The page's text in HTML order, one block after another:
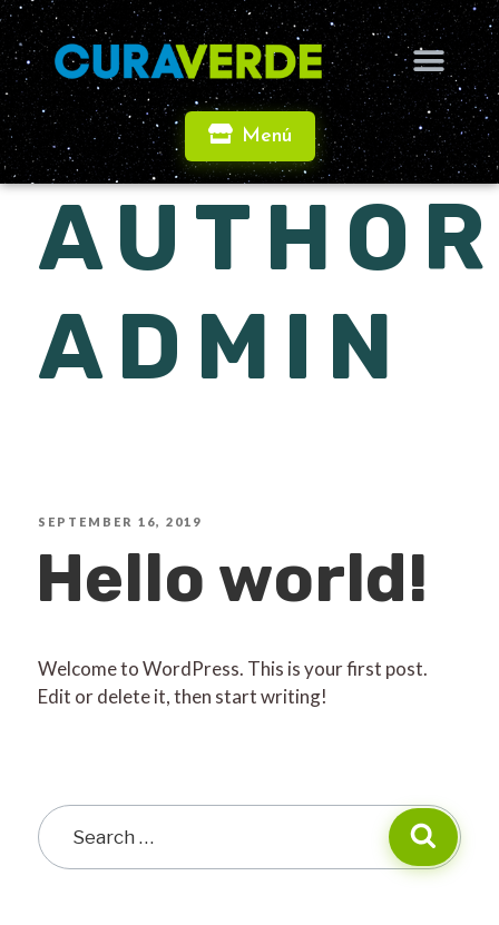
Menú
ADMIN
SEPTEMBER 16, 2019
Hello world!
Welcome to WordPress. This is your first post.
Edit or delete it, then start writing!